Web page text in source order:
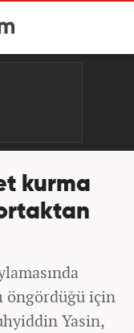
kurma
öngördüğü için
Yasin,